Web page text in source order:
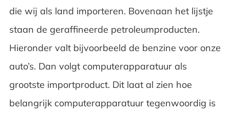
die wij als land importeren. Bovenaan het lijstje
staan de geraffineerde petroleumproducten.
Hieronder valt bijvoorbeeld de benzine voor onze
auto’s. Dan volgt computerapparatuur als
grootste importproduct. Dit laat al zien hoe
belangrijk computerapparatuur tegenwoordig is